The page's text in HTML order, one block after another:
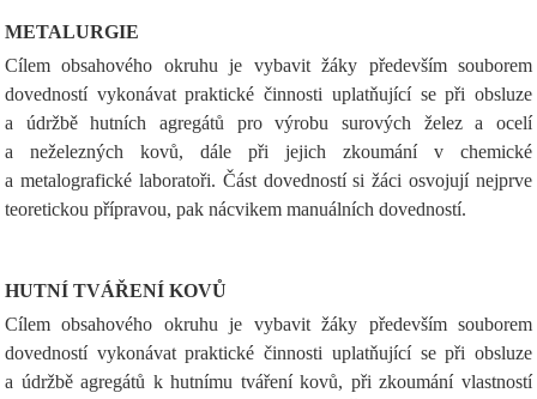
METALURGIE
Cílem obsahového okruhu je vybavit žáky především souborem
dovedností vykonávat praktické činnosti uplatňující se při obsluze
a údržbě hutních agregátů pro výrobu surových želez a ocelí
a neželezných kovů, dále při jejich zkoumání v chemické
a metalografické laboratoři. Část dovedností si žáci osvojují nejprve
teoretickou přípravou, pak nácvikem manuálních dovedností.
HUTNÍ TVÁŘENÍ KOVŮ
Cílem obsahového okruhu je vybavit žáky především souborem
dovedností vykonávat praktické činnosti uplatňující se při obsluze
a údržbě agregátů k hutnímu tváření kovů, při zkoumání vlastností